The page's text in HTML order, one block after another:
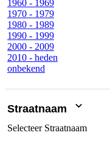
1960 - 1969
1970 - 1979
1980 - 1989
1990 - 1999
2000 - 2009
2010 - heden
onbekend
Straatnaam
SelecteerStraatnaam